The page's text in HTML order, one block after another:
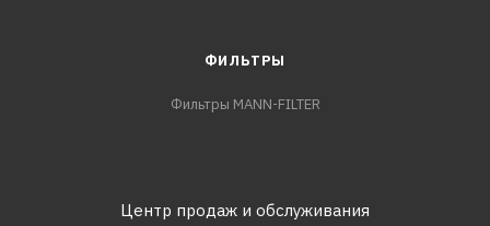
ФИЛЬТРЫ
Фильтры MANN-FILTER
Центр продаж и обслуживания